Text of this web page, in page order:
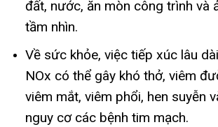
đất, nước, ăn mòn công trình và
tầm nhìn.
Về sức khỏe, việc tiếp xúc lâu
NOx có thể gây khó thở, viêm
viêm mắt, viêm phổi, hen suyễn
nguy cơ các bệnh tim mạch.